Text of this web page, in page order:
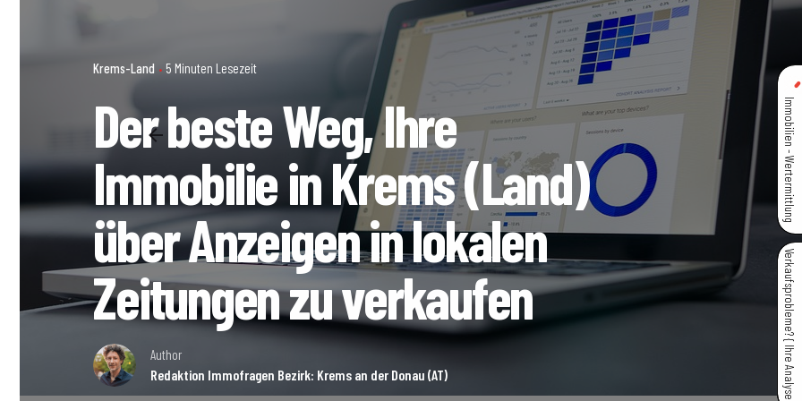
Krems-Land 5 Minuten Lesezeit
Der beste Weg, Ihre
Immobilie in Krems (Land)
über Anzeigen in lokalen
Zeitungen zu verkaufen
Author
Redaktion Immofragen Bezirk: Krems an der Donau (AT)
Immobilien - Wertermittlung
Verkaufsprobleme? { Ihre Analyse }